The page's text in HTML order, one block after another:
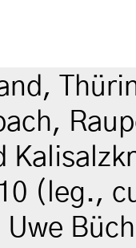
(leg.,
Uwe